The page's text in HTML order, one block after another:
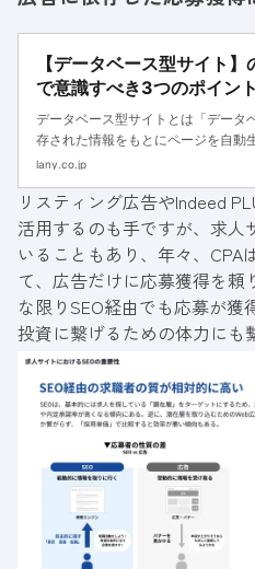
【データベース型サイト】
で意識すべき3つのポイン
事例
データベース型サイトとは「データ
存された情報をもとにページを自動
Webサイト」です。本記事では、デ
ます。
lany.co.jp
リスティング広告やIndeed
活用するのも手ですが、求人
いることもあり、年々、CPA
て、広告だけに応募獲得を
な限りSEO経由でも応募が
投資に繋げるための体力にも